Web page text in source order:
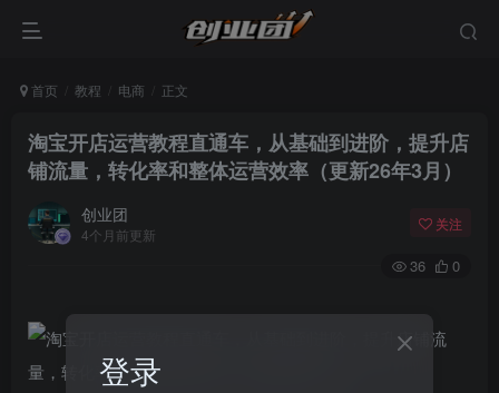
首页 教程 电商 正文
淘宝开店运营教程直通车，从基础到进阶，提升店
铺流量，转化率和整体运营效率（更新26年3月）
创业团
4个月前更新
关注
36 0
登录